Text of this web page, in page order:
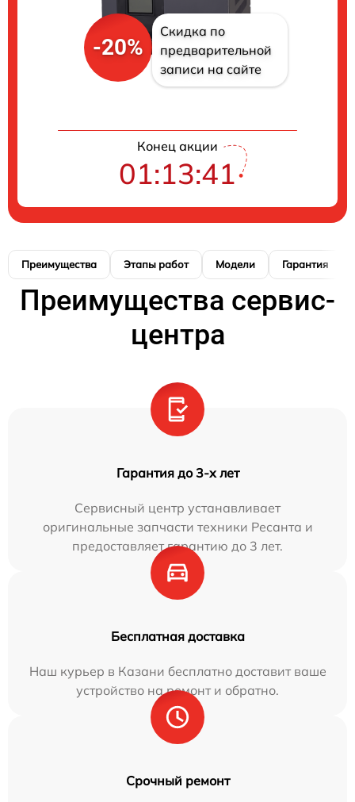
-20%
Скидка по
предварительной
записи на сайте
Конец акции
01:13:40
Преимущества Этапы работ Модели Гарантия
Преимущества сервис-
центра
Гарантия до 3-х лет
Сервисный центр устанавливает
оригинальные запчасти техники Ресанта и
предоставляет гарантию до 3 лет.
Бесплатная доставка
Наш курьер в Казани бесплатно доставит ваше
устройство на ремонт и обратно.
Срочный ремонт